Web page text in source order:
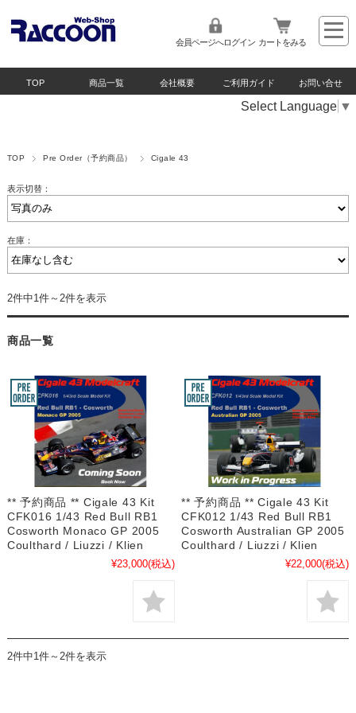
会員ページへログイン カートをみる
TOP 商品一覧 会社概要 ご利用ガイド お問い合せ
Select Language ▼
TOP Pre Order（予約商品） Cigale 43
表示切替：
在庫：
2件中1件～2件を表示
商品一覧
** 予約商品 ** Cigale 43 Kit
CFK016 1/43 Red Bull RB1
Cosworth Monaco GP 2005
Coulthard / Liuzzi / Klien
¥23,000(税込)
** 予約商品 ** Cigale 43 Kit
CFK012 1/43 Red Bull RB1
Cosworth Australian GP 2005
Coulthard / Liuzzi / Klien
¥22,000(税込)
2件中1件～2件を表示